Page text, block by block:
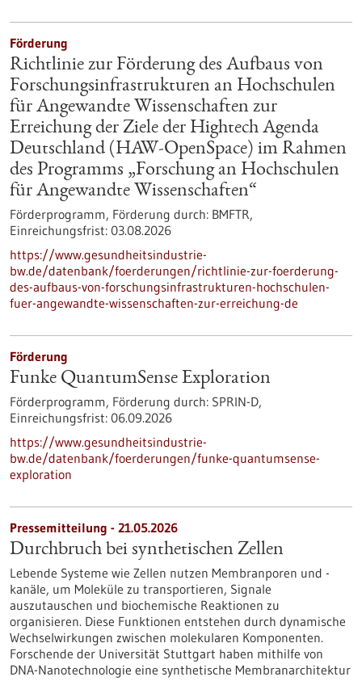
Förderung
Richtlinie zur Förderung des Aufbaus von
Forschungsinfrastrukturen an Hochschulen
für Angewandte Wissenschaften zur
Erreichung der Ziele der Hightech Agenda
Deutschland (HAW-OpenSpace) im Rahmen
des Programms „Forschung an Hochschulen
für Angewandte Wissenschaften“
Förderprogramm, Förderung durch: BMFTR,
Einreichungsfrist: 03.08.2026
https://www.gesundheitsindustrie-
bw.de/datenbank/foerderungen/richtlinie-zur-foerderung-
des-aufbaus-von-forschungsinfrastrukturen-hochschulen-
fuer-angewandte-wissenschaften-zur-erreichung-de
Förderung
Funke QuantumSense Exploration
Förderprogramm, Förderung durch: SPRIN-D,
Einreichungsfrist: 06.09.2026
https://www.gesundheitsindustrie-
bw.de/datenbank/foerderungen/funke-quantumsense-
exploration
Pressemitteilung - 21.05.2026
Durchbruch bei synthetischen Zellen
Lebende Systeme wie Zellen nutzen Membranporen und -
kanäle, um Moleküle zu transportieren, Signale
auszutauschen und biochemische Reaktionen zu
organisieren. Diese Funktionen entstehen durch dynamische
Wechselwirkungen zwischen molekularen Komponenten.
Forschende der Universität Stuttgart haben mithilfe von
DNA-Nanotechnologie eine synthetische Membranarchitektur